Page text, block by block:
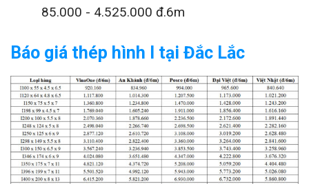
85.000 - 4.525.000 đ.6m
Báo giá thép hình I tại Đắc Lắc